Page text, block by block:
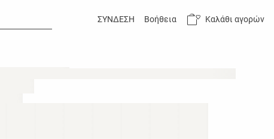
ΣΥΝΔΕΣΗ Βοήθεια Καλάθι αγορών